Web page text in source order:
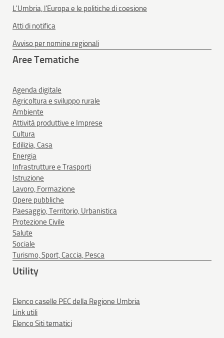
L'Umbria, l'Europa e le politiche di coesione
Atti di notifica
Avviso per nomine regionali
Aree Tematiche
Agenda digitale
Agricoltura e sviluppo rurale
Ambiente
Attività produttive e Imprese
Cultura
Edilizia, Casa
Energia
Infrastrutture e Trasporti
Istruzione
Lavoro, Formazione
Opere pubbliche
Paesaggio, Territorio, Urbanistica
Protezione Civile
Salute
Sociale
Turismo, Sport, Caccia, Pesca
Utility
Elenco caselle PEC della Regione Umbria
Link utili
Elenco Siti tematici